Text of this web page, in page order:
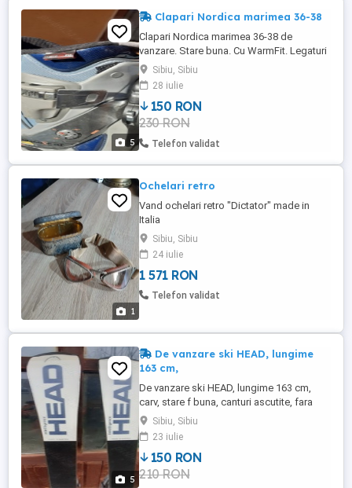
5
Clapari Nordica marimea 36-38
Clapari Nordica marimea 36-38 de
vanzare. Stare buna. Cu WarmFit. Legaturi
cu sistem de strangere prin criket. Se
vand deoarece a crescut copilul. Prefer
predare personala in Sibiu. Trimit cu
curier, doar cu plata unui avans.
Sibiu, Sibiu
28 iulie
150 RON
230 RON
Telefon validat
1
Ochelari retro
Vand ochelari retro "Dictator" made in
Italia
Sibiu, Sibiu
24 iulie
1 571 RON
Telefon validat
5
De vanzare ski HEAD, lungime
163 cm,
De vanzare ski HEAD, lungime 163 cm,
carv, stare f buna, canturi ascutite, fara
zgarietuti pe talpa, legaruri. Nu trimit cu
curier. Predare personala in zona Sibiu
Sibiu, Sibiu
23 iulie
150 RON
210 RON